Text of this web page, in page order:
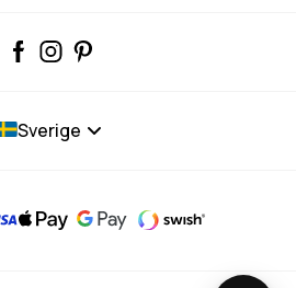
Sverige